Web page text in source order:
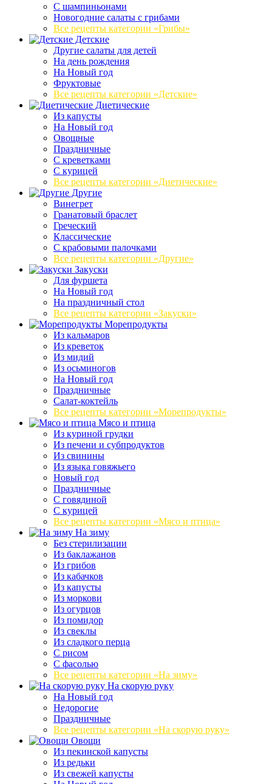
C шампиньонами
Новогодние салаты с грибами
Все рецепты категории «Грибы»
Детские
Другие салаты для детей
На день рождения
На Новый год
Фруктовые
Все рецепты категории «Детские»
Диетические
Из капусты
На Новый год
Овощные
Праздничные
С креветками
С курицей
Все рецепты категории «Диетические»
Другие
Винегрет
Гранатовый браслет
Греческий
Классические
С крабовыми палочками
Все рецепты категории «Другие»
Закуски
Для фуршета
На Новый год
На праздничный стол
Все рецепты категории «Закуски»
Морепродукты
Из кальмаров
Из креветок
Из мидий
Из осьминогов
На Новый год
Праздничные
Салат-коктейль
Все рецепты категории «Морепродукты»
Мясо и птица
Из куриной грудки
Из печени и субпродуктов
Из свинины
Из языка говяжьего
Новый год
Праздничные
С говядиной
С курицей
Все рецепты категории «Мясо и птица»
На зиму
Без стерилизации
Из баклажанов
Из грибов
Из кабачков
Из капусты
Из моркови
Из огурцов
Из помидор
Из свеклы
Из сладкого перца
С рисом
С фасолью
Все рецепты категории «На зиму»
На скорую руку
На Новый год
Недорогие
Праздничные
Все рецепты категории «На скорую руку»
Овощи
Из пекинской капусты
Из редьки
Из свежей капусты